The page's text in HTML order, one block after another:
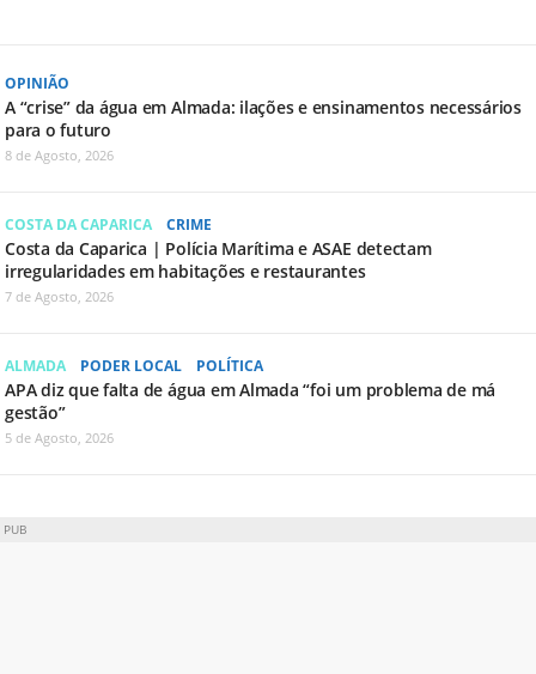
OPINIÃO
A “crise” da água em Almada: ilações e ensinamentos necessários
para o futuro
8 de Agosto, 2026
COSTA DA CAPARICA CRIME
Costa da Caparica | Polícia Marítima e ASAE detectam
irregularidades em habitações e restaurantes
7 de Agosto, 2026
ALMADA PODER LOCAL POLÍTICA
APA diz que falta de água em Almada “foi um problema de má
gestão”
5 de Agosto, 2026
PUB